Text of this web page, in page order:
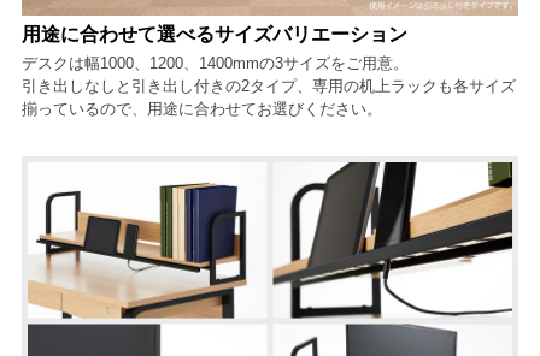
用途に合わせて選べるサイズバリエーション
デスクは幅1000、1200、1400mmの3サイズをご用意。
引き出しなしと引き出し付きの2タイプ、専用の机上ラックも各サイズ
揃っているので、用途に合わせてお選びください。